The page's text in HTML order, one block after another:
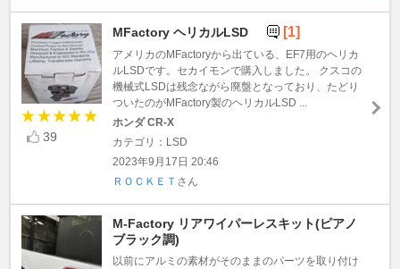
39
MFactory ヘリカルLSD [1]
アメリカのMFactoryから出ている、EF7用のヘリカ
ルLSDです。セカイモンで購入しました。 クスコの
機械式LSDは残念ながら廃盤となっており、たどり
ついたのがMFactory製のヘリカルLSD ...
ホンダ CR-X
カテゴリ：LSD
2023年9月17日 20:46
ＲＯＣＫＥＴ さん
M-Factory リアワイパーレスキット(ピアノ
ブラック調)
以前にアルミの素材がそのままのパーツを取り付け